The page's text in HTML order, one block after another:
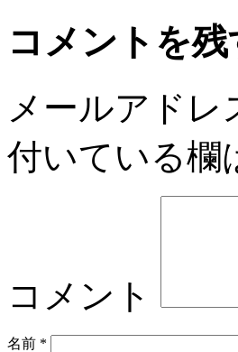
コメントを残
メールアド
付いている欄
コメント
名前 *